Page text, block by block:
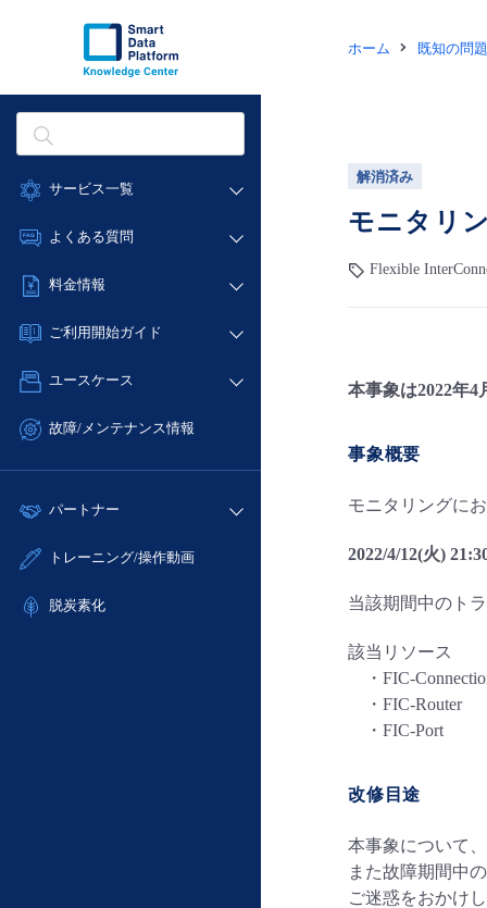
サービス一覧
データ利活用
ネットワーク
IoT
サポート
管理機能
よくある質問
データ利活用
ネットワーク
IoT
サポート
管理機能
すべてのメニューを見る
料金情報
料金シミュレーター
クラウド/サーバー
ネットワーク
サポート
すべてのメニューを見る
ご利用開始ガイド
■ 管理機能
- 初期設定・確認
- ユーザー機能の管理
- APIリファレンス
ユースケース
- バックアップ
- IoT
- ITインフラストラクチャー
故障/メンテナンス情報
サービス稼働状況
故障/メンテナンス履歴
定期メンテナンス
パートナー
販売パートナー向けプログラム
トレーニング/操作動画
脱炭素化
ホーム 既知の問題
解消済み
モニタリ
Flexible
本事象は2022年
事象概要
モニタリングに
2022/4/12(火)
当該期間中のト
該当リソース
・FIC-
・FIC-Router
・FIC-Port
改修目途
本事象について
また故障期間中
ご迷惑をおかけ